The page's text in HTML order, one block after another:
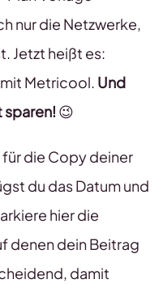
nur die Netzwerke,
Jetzt heißt es:
Metricool. Und
sparen! 😉
die Copy deiner
du das Datum und
hier die
denen dein Beitrag
damit